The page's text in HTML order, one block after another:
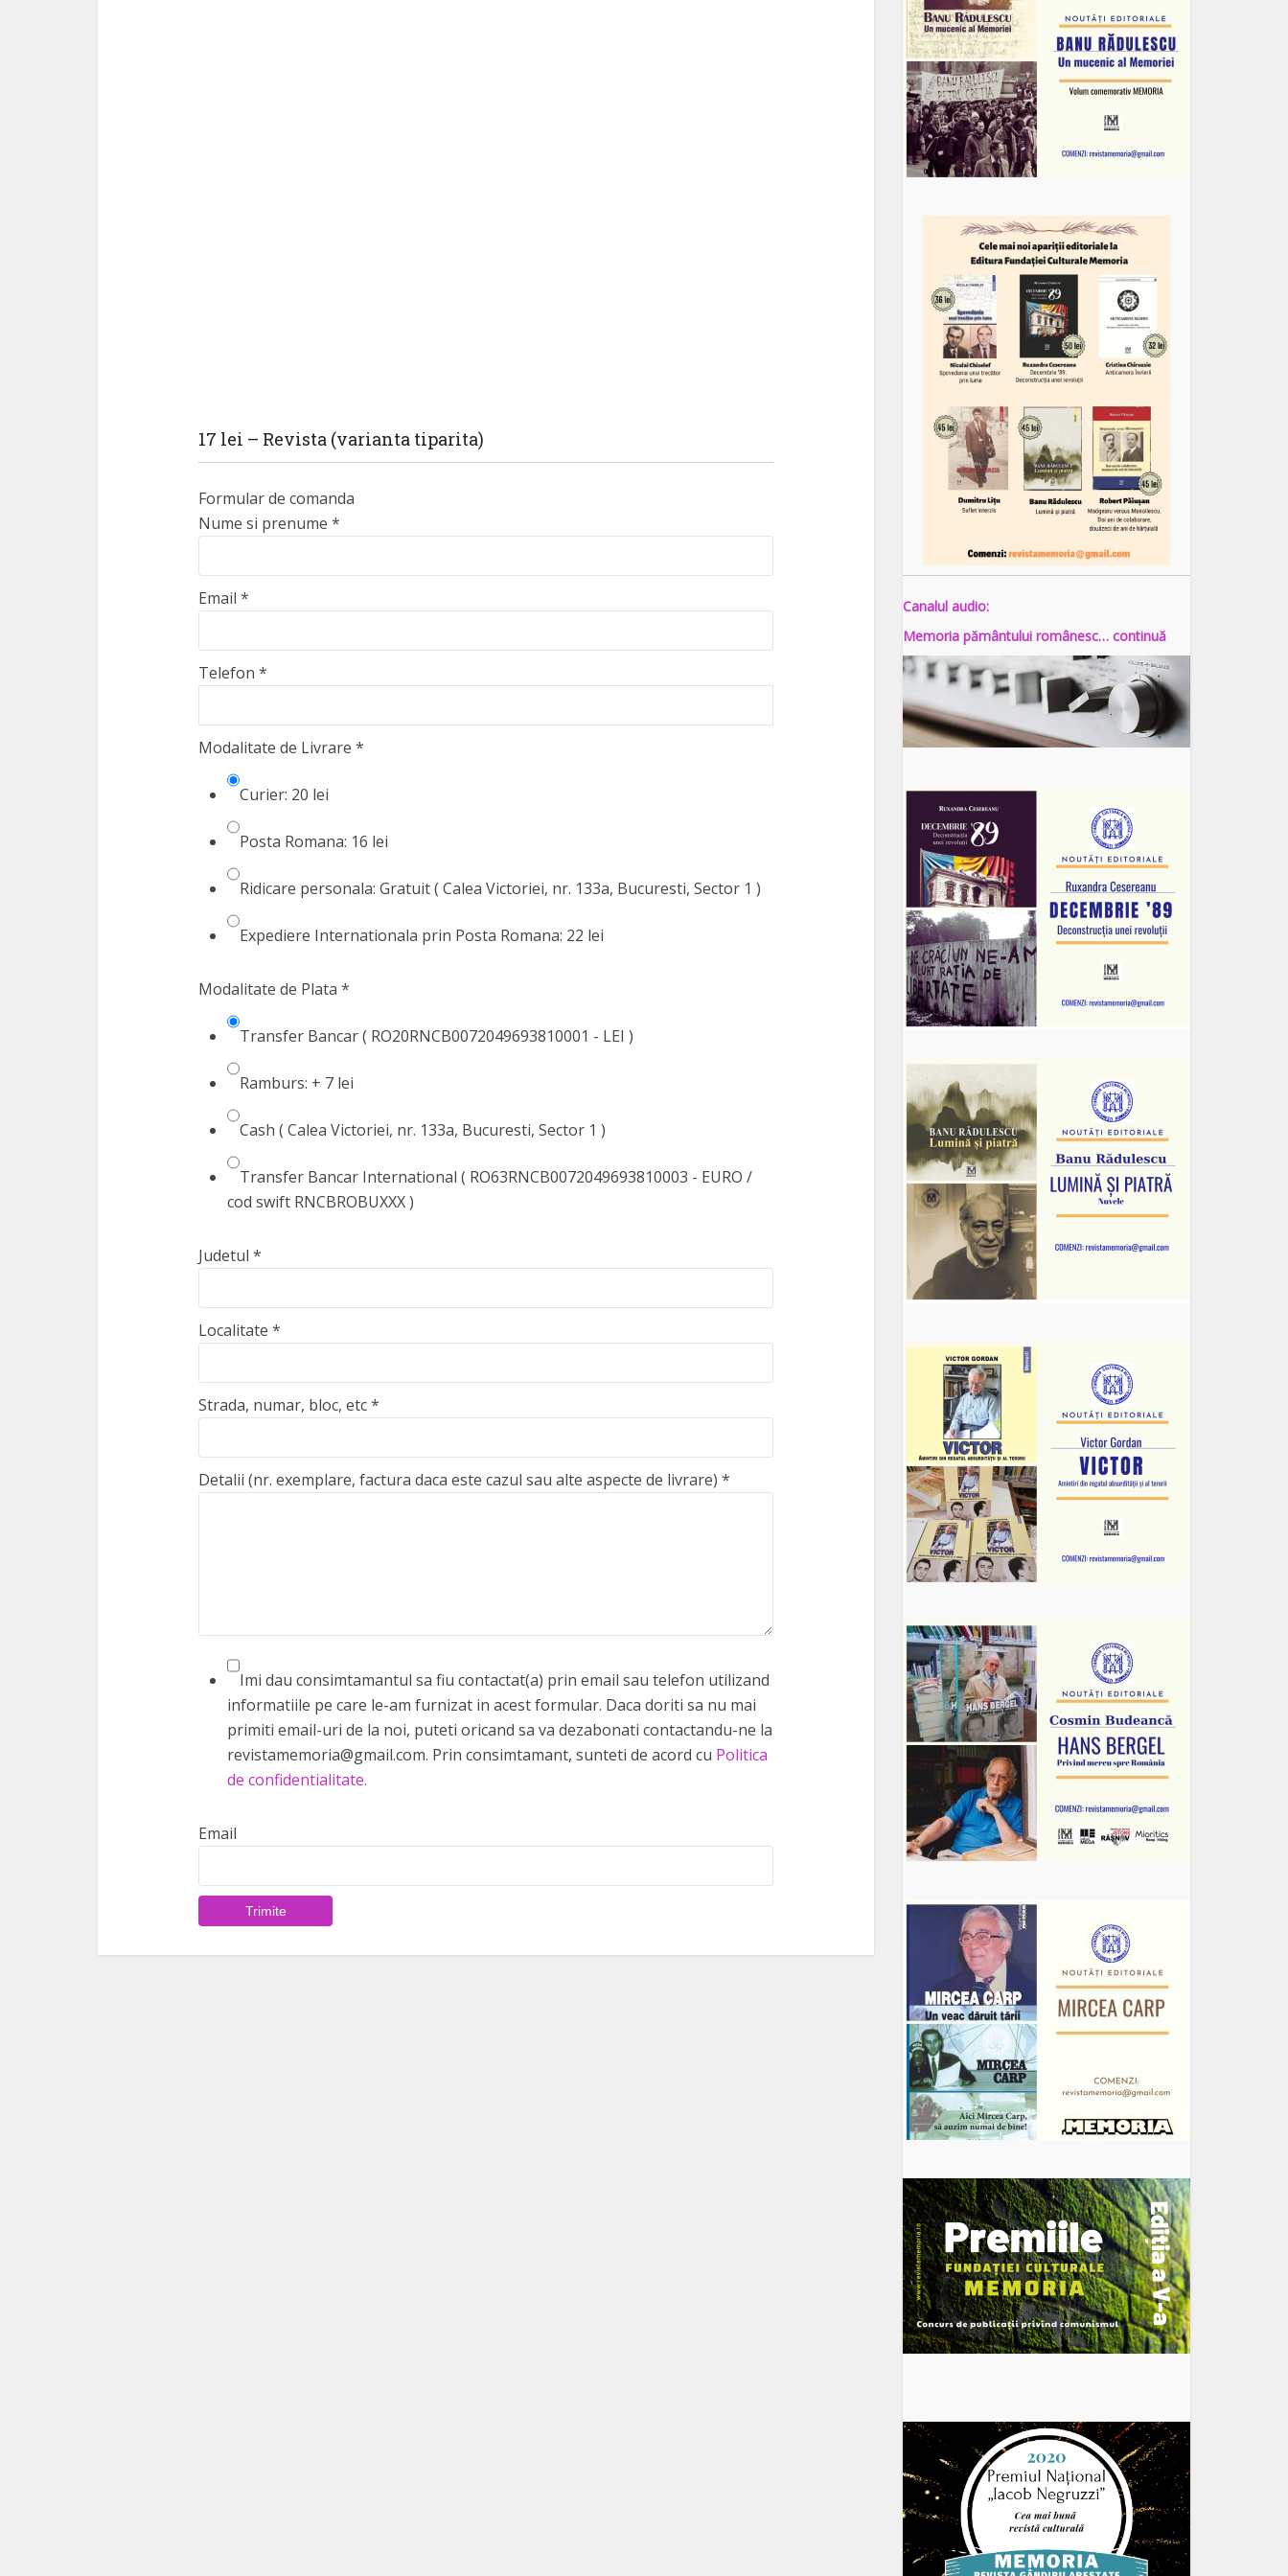
17 lei – Revista (varianta tiparita)
Formular de comanda
Nume si prenume *
Email *
Telefon *
Modalitate de Livrare *
Curier: 20 lei
Posta Romana: 16 lei
Ridicare personala: Gratuit ( Calea Victoriei, nr. 133a, Bucuresti, Sector 1 )
Expediere Internationala prin Posta Romana: 22 lei
Modalitate de Plata *
Transfer Bancar ( RO20RNCB0072049693810001 - LEI )
Ramburs: + 7 lei
Cash ( Calea Victoriei, nr. 133a, Bucuresti, Sector 1 )
Transfer Bancar International ( RO63RNCB0072049693810003 - EURO /
cod swift RNCBROBUXXX )
Judetul *
Localitate *
Strada, numar, bloc, etc*
Detalii (nr. exemplare, factura daca este cazul sau alte aspecte de livrare) *
Imi dau consimtamantul sa fiu contactat(a) prin email sau telefon utilizand
informatiile pe care le-am furnizat in acest formular. Daca doriti sa nu mai
primiti email-uri de la noi, puteti oricand sa va dezabonati contactandu-ne la
revistamemoria@gmail.com. Prin consimtamant, sunteti de acord cu Politica
de confidentialitate.
Email
Trimite
Canalul audio:
Memoria pământului românesc… continuă